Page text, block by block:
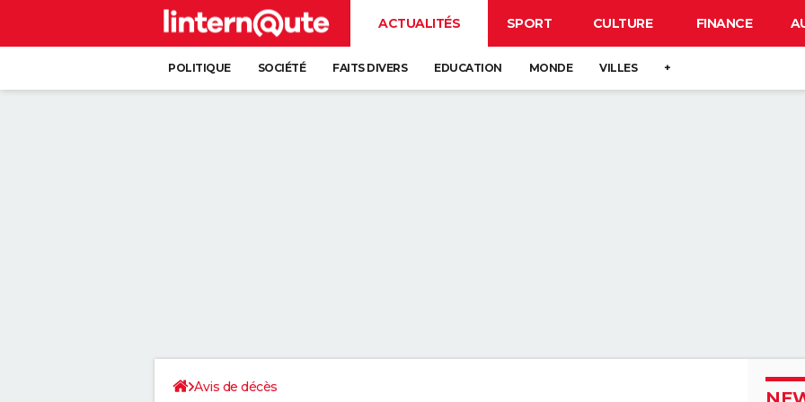
ACTUALITÉS SPORT CULTURE FINANCE
POLITIQUE SOCIÉTÉ FAITS DIVERS EDUCATION MONDE VILLES +
Avis de décès